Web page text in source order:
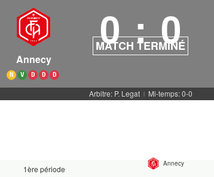
Annecy
N V D D D
0 : 0
MATCH TERMINÉ
Arbitre: P. Legat | Mi-temps: 0-0
1ère période
Annecy